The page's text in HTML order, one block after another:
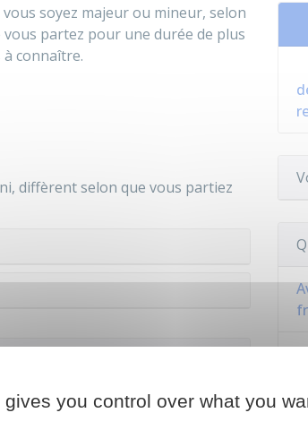
soyez majeur ou mineur, selon
partez pour une durée de plus
connaître.
diffèrent selon que vous partiez
you control over what you